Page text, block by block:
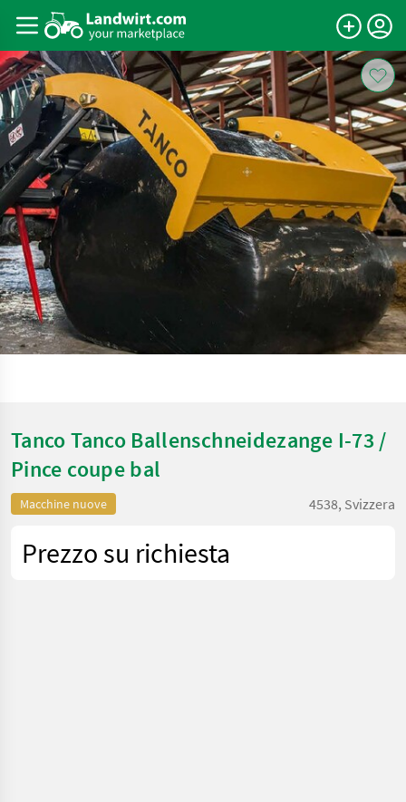
Tanco Tanco Ballenschneidezange I-73 /
Pince coupe bal
Macchine nuove 4538, Svizzera
Prezzo su richiesta